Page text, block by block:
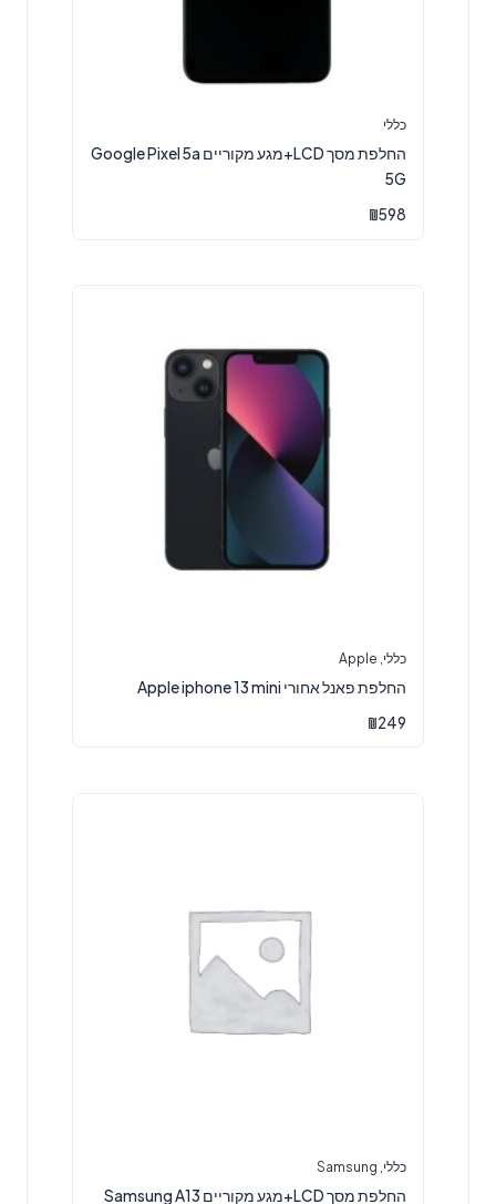
כללי
החלפת מסך LCD+מגע מקוריים Google Pixel 5a
5G
₪598
כללי Apple
החלפת פאנל אחורי Apple iphone 13 mini
₪249
כללי Samsung
החלפת מסך LCD+מגע מקוריים Samsung A13